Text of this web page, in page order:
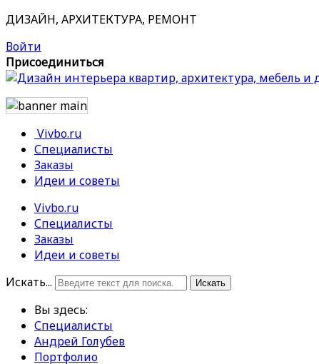
ДИЗАЙН, АРХИТЕКТУРА, РЕМОНТ
Войти
Присоединиться
Vivbo.ru
Специалисты
Заказы
Идеи и советы
Vivbo.ru
Специалисты
Заказы
Идеи и советы
Искать...
Искать
Вы здесь:
Специалисты
Андрей Голубев
Портфолио